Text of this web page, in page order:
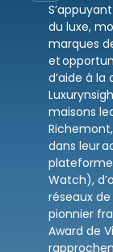
du luxe,
marques
et
d’aide à la
maisons
Richemont,
dans leur
Watch),
réseaux
pionnier
Award de